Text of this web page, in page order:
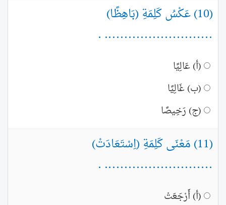
(10) عَكْسُ كَلِمَةِ (بَاهِظًا)
........................... .
(أ) عَالِيًا
(ب) غَالِيًا
(ج) رَخِيصًا
(11) مَعْنَى كَلِمَةِ (اِسْتَعَادَتْ)
........................... .
(أ) أَرْجَعَتْ